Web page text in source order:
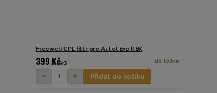
Freewell CPL filtr pro Autel Evo II 8K
399 Kč/ks do týdne
Přidat do košíku